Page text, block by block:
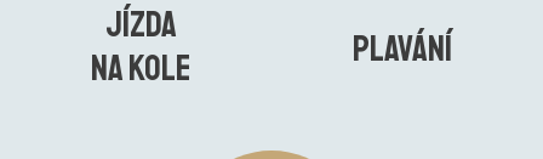
jízda
na kole
plavání